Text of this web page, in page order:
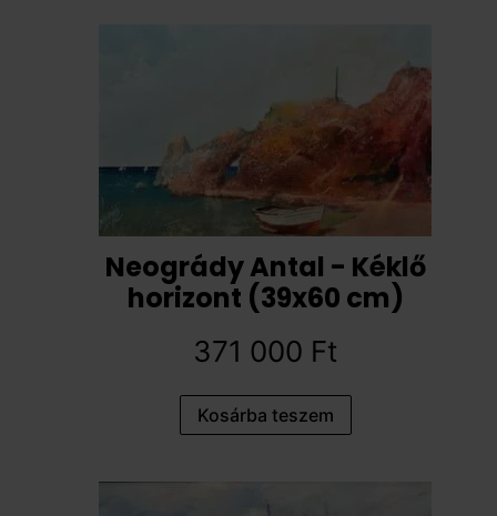
Neogrády Antal - Kéklő
horizont (39x60 cm)
371 000 Ft
Kosárba teszem